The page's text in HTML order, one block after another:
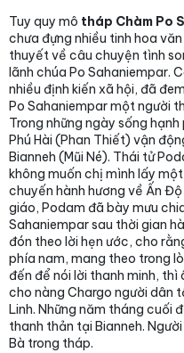
Tuy quy mô tháp Chàm Po
chưa đựng nhiều tinh hoa
thuyết về câu chuyện tình
lãnh chúa Po Sahaniempar.
nhiều định kiến xã hội, đã
Po Sahaniempar một người
Trong những ngày sống
Phú Hài (Phan Thiết) vận
Bianneh (Mũi Né). Thái tử
không muốn chị mình lấy
chuyến hành hương về Ấn
giáo, Podam đã bày mưu
Sahaniempar sau thời gian
đón theo lời hẹn ước, cho
phía nam, mang theo trong
đến để nói lời thanh minh,
cho nàng Chargo người dân
Linh. Những năm tháng cuối
thanh thản tại Bianneh.
Bà trong tháp.